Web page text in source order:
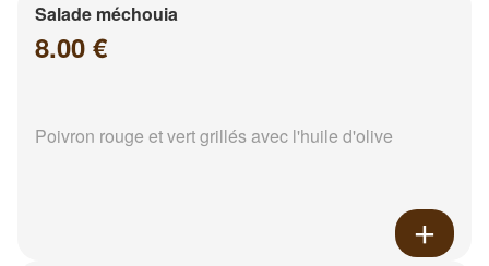
Salade méchouia
8.00 €
Poivron rouge et vert grillés avec l'huile d'olive